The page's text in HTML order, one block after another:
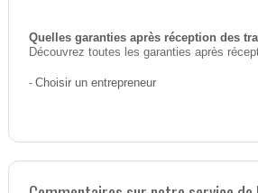
Quelles garanties après réception des
Découvrez toutes les garanties après
- Choisir un entrepreneur